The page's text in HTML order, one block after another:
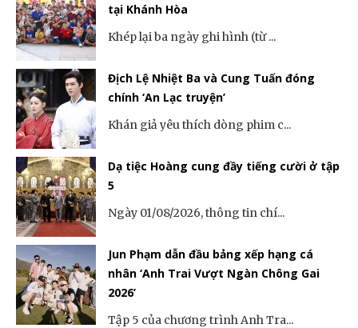
tại Khánh Hòa
Khép lại ba ngày ghi hình (từ ...
Địch Lệ Nhiệt Ba và Cung Tuấn đóng
chính ‘An Lạc truyện’
Khán giả yêu thích dòng phim c...
Dạ tiệc Hoàng cung đầy tiếng cười ở tập
5
Ngày 01/08/2026, thông tin chí...
Jun Phạm dẫn đầu bảng xếp hạng cá
nhân ‘Anh Trai Vượt Ngàn Chông Gai
2026’
Tập 5 của chương trình Anh Tra...